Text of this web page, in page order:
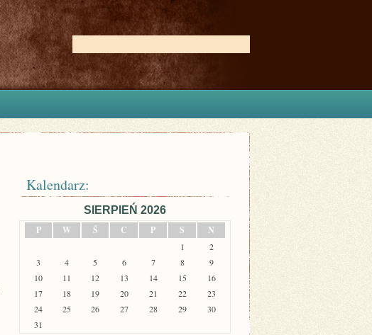
Kalendarz:
SIERPIEŃ 2026
P
W Ś C P S N
1
2
3
4 5 6 7 8
9
10
11 12 13 14 15
16
17
18 19 20 21 22
23
24
25 26 27 28 29
30
31